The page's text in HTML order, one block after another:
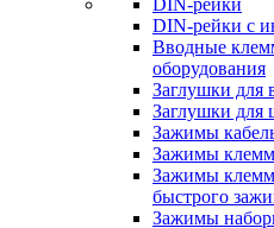
DIN-рейки
DIN-рейки с
Вводные
оборудования
Заглушки для
Заглушки для
Зажимы
Зажимы
Зажимы
быстрого
Зажимы